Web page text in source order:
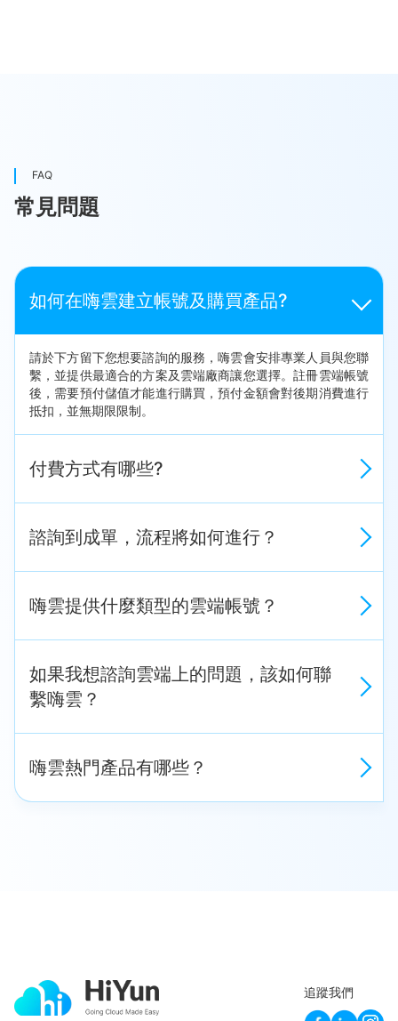
FAQ
常見問題
如何在嗨雲建立帳號及購買產品?
請於下方留下您想要諮詢的服務，嗨雲會安排專業人員與您聯
繫，並提供最適合的方案及雲端廠商讓您選擇。註冊雲端帳號
後，需要預付儲值才能進行購買，預付金額會對後期消費進行
抵扣，並無期限限制。
付費方式有哪些?
諮詢到成單，流程將如何進行？
嗨雲提供什麼類型的雲端帳號？
如果我想諮詢雲端上的問題，該如何聯
繫嗨雲？
嗨雲熱門產品有哪些？
追蹤我們